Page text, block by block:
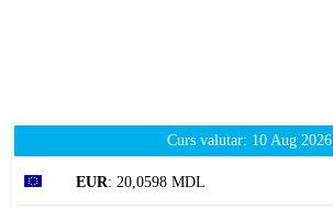
Curs valutar: 10 Aug 2026
EUR: 20,0598 MDL